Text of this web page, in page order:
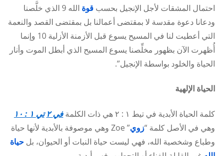
احتمال المشقات لأجل الإنجيل بحسب قوة
الله 9 الذي خلَّصنا
ودعانا دعوة مقدسة لا بمقتضى أعمالنا بل بمقتضى القصد والنعمة
التي أعطيت لنا في المسيح يسوع قبل الأزمنة الأزلية 10 وإنما
أُظهرت الآن بظهور مخلِّصنا يسوع المسيح الذي أبطل الموت وأنار
الحياة والخلود بواسطة الإنجيل”.
الحياة الإلهية
كلمة الحياة الأبدية في تيط ١ : ٢ هي ذات الكلمة في ٢ تي ١ : ١٠
وهي في الأصل كلمة “زوي
” Zoe وهي موصوفة بالأبدية لأنها حياة
وطباع وشخصية الله، فهي ليست حياة النبات أو الحيوان، بل حياة